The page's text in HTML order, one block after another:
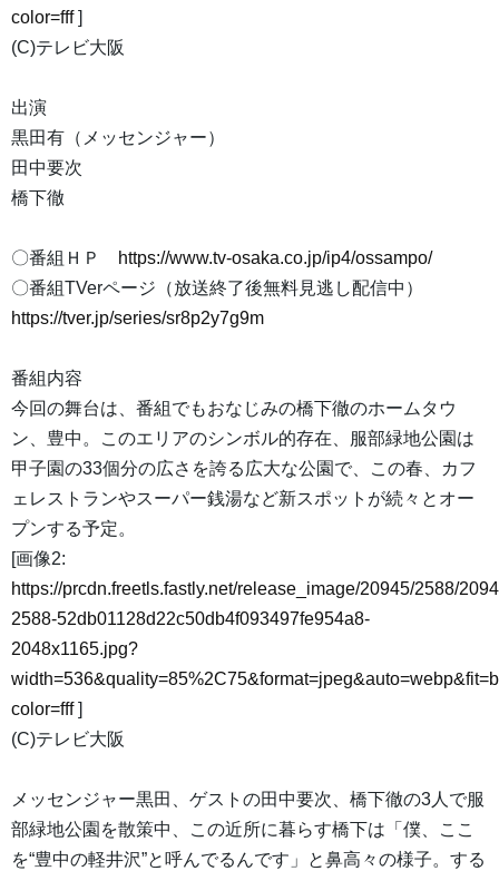
color=fff]
(C)テレビ大阪
出演
黒田有（メッセンジャー）
田中要次
橋下徹
〇番組ＨＰ
https://www.tv-osaka.co.jp/ip4/ossampo/
〇番組TVerページ（放送終了後無料見逃し配信中）
https://tver.jp/series/sr8p2y7g9m
番組内容
今回の舞台は、番組でもおなじみの橋下徹のホームタウ
ン、豊中。このエリアのシンボル的存在、服部緑地公園は
甲子園の33個分の広さを誇る広大な公園で、この春、カフ
ェレストランやスーパー銭湯など新スポットが続々とオー
プンする予定。
[画像2:
https://prcdn.freetls.fastly.net/release_image/20945/2588/
2588-52db01128d22c50db4f093497fe954a8-
2048x1165.jpg?
color=fff]
(C)テレビ大阪
メッセンジャー黒田、ゲストの田中要次、橋下徹の3人で服
部緑地公園を散策中、この近所に暮らす橋下は「僕、ここ
を“豊中の軽井沢”と呼んでるんです」と鼻高々の様子。する